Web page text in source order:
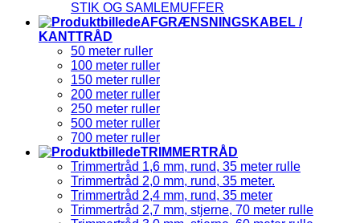
STIK OG SAMLEMUFFER
AFGRÆNSNINGSKABEL /
KANTTRÅD
50 meter ruller
100 meter ruller
150 meter ruller
200 meter ruller
250 meter ruller
500 meter ruller
700 meter ruller
TRIMMERTRÅD
Trimmertråd 1,6 mm, rund, 35 meter rulle
Trimmertråd 2,0 mm, rund, 35 meter.
Trimmertråd 2,4 mm, rund, 35 meter
Trimmertråd 2,7 mm, stjerne, 70 meter rulle